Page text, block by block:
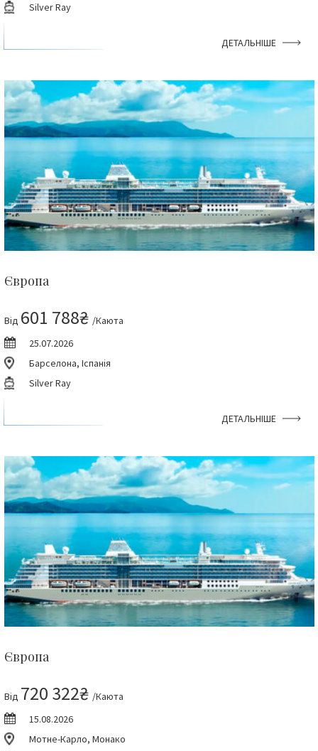
Silver Ray
ДЕТАЛЬНІШЕ
Європа
Від 601 788₴ /Каюта
25.07.2026
Барселона, Іспанія
Silver Ray
ДЕТАЛЬНІШЕ
Європа
Від 720 322₴ /Каюта
15.08.2026
Мотне-Карло, Монако